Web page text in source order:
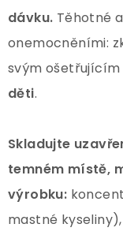
dávku. Těhotné
onemocněními:
svým ošetřujícím
děti.
Skladujte
temném místě,
výrobku:
mastné